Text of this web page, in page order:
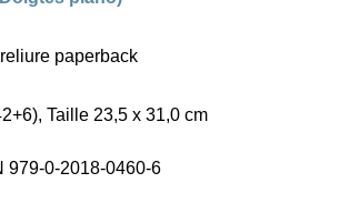
paperback
Taille 23,5 x 31,0 cm
979-0-2018-0460-6